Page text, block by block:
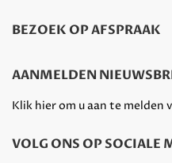
BEZOEK OP AFSPRAAK
AANMELDEN
Klik hier om u aan te melden
VOLG ONS OP SOCIALE